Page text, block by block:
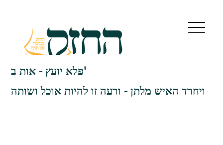
פלא יועץ - אות ב'
ויחרד האיש מלתן - ורעה זו להיות אוכל ושותה